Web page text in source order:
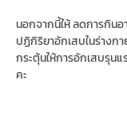
นอกจากนี้ให้ ลดการกินอ
ปฏิกิริยาอักเสบในร่างก
กระตุ้นให้การอักเสบรุน
คะ